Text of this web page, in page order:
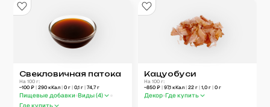
Свекловичная патока
На 100 г:
~100 ₽| 290 кКал| 0 г| 0,1 г| 74,7г
Пищевые добавки Виды (4)
Кацуобуси
На 100 г:
~850 ₽ | 97,1 кКал | 22 г | 1,0 г | 0 г
Декор Где купить